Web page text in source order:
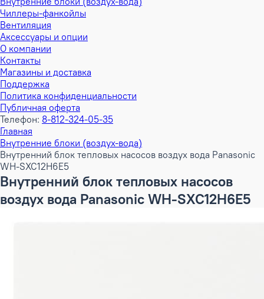
Чиллеры-фанкойлы
Вентиляция
Аксессуары и опции
О компании
Контакты
Магазины и доставка
Поддержка
Политика конфиденциальности
Публичная оферта
Телефон: 8-812-324-05-35
Главная
Внутренние блоки (воздух-вода)
Внутренний блок тепловых насосов воздух вода Panasonic
WH-SXC12H6E5
Внутренний блок тепловых насосов
воздух вода Panasonic WH-SXC12H6E5